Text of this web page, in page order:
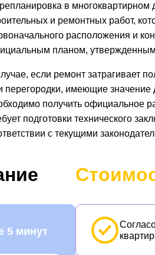
в
и ремонтных работ,
расположения и
планом,
если ремонт затрагивает
перегородки, имеющие значение
получить официальное
подготовки технического
с текущими
5 минут